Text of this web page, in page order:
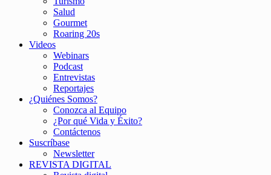
Salud
Gourmet
Roaring 20s
Videos
Webinars
Podcast
Entrevistas
Reportajes
¿Quiénes Somos?
Conozca al Equipo
¿Por qué Vida y Éxito?
Contáctenos
Suscríbase
Newsletter
REVISTA DIGITAL